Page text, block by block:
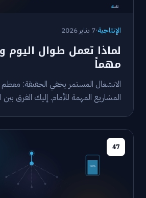
الإنتاجية·7 يناير 2026
لماذا تعمل طوال اليوم
مهماً
الانشغال المستمر يخفي الحقيقة:
المشاريع المهمة للأمام. إليك الفرق
47